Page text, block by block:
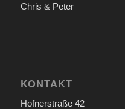
Chris & Peter
KONTAKT
Hofnerstraße 42